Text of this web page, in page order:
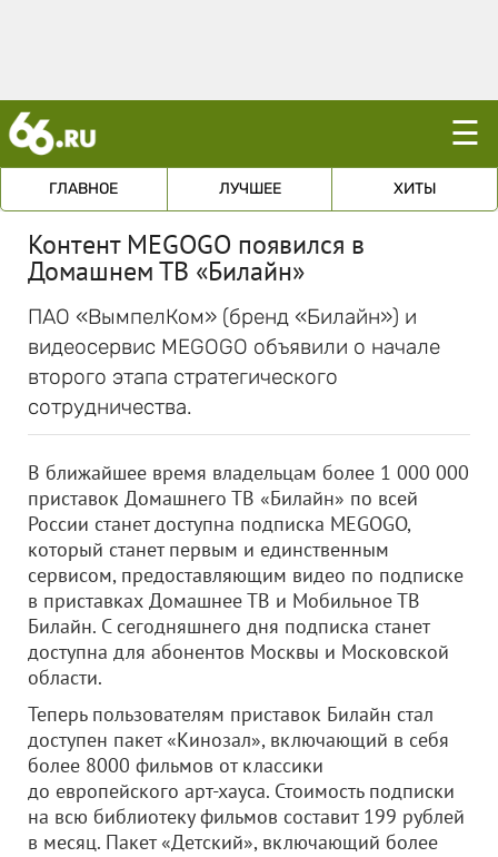
☰
ГЛАВНОЕ ЛУЧШЕЕ ХИТЫ
Контент MEGOGO появился в
Домашнем ТВ «Билайн»
ПАО «ВымпелКом» (бренд «Билайн») и
видеосервис MEGOGO объявили о начале
второго этапа стратегического
сотрудничества.
В ближайшее время владельцам более 1 000 000
приставок Домашнего ТВ «Билайн» по всей
России станет доступна подписка MEGOGO,
который станет первым и единственным
сервисом, предоставляющим видео по подписке
в приставках Домашнее ТВ и Мобильное ТВ
Билайн. С сегодняшнего дня подписка станет
доступна для абонентов Москвы и Московской
области.
Теперь пользователям приставок Билайн стал
доступен пакет «Кинозал», включающий в себя
более 8000 фильмов от классики
до европейского арт-хауса. Стоимость подписки
на всю библиотеку фильмов составит 199 рублей
в месяц. Пакет «Детский», включающий более